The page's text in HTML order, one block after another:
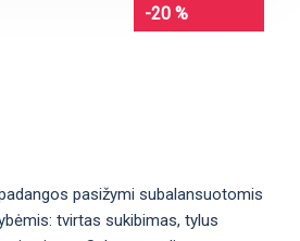
-20 %
pasižymi subalansuotomis
tvirtas sukibimas, tylus